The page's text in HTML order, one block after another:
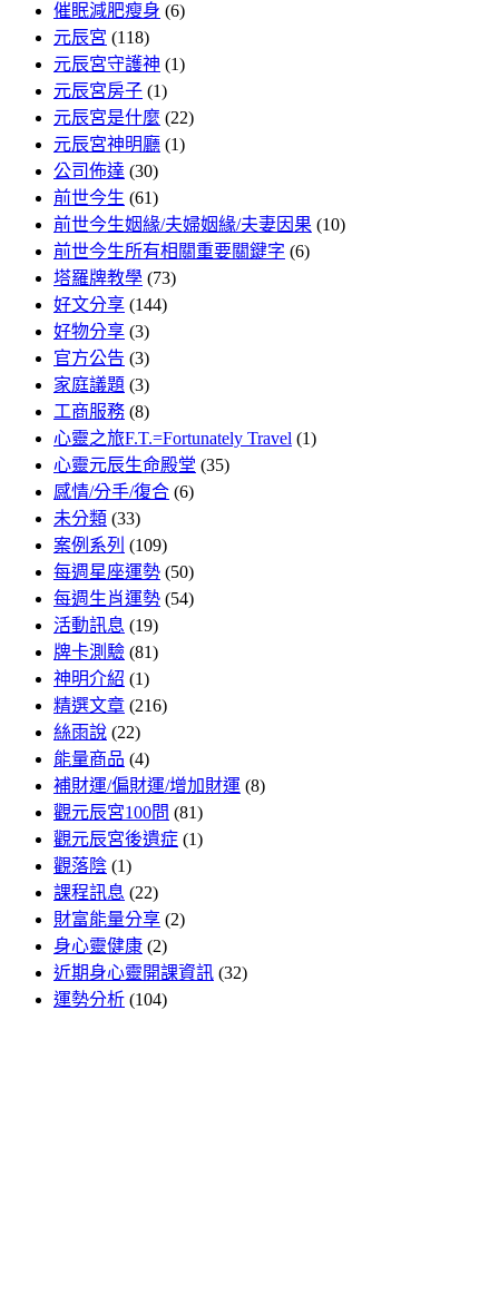
催眠減肥瘦身 (6)
元辰宮 (118)
元辰宮守護神 (1)
元辰宮房子 (1)
元辰宮是什麼 (22)
元辰宮神明廳 (1)
公司佈達 (30)
前世今生 (61)
前世今生姻緣/夫婦姻緣/夫妻因果 (10)
前世今生所有相關重要關鍵字 (6)
塔羅牌教學 (73)
好文分享 (144)
好物分享 (3)
官方公告 (3)
家庭議題 (3)
工商服務 (8)
心靈之旅F.T.=Fortunately Travel (1)
心靈元辰生命殿堂 (35)
感情/分手/復合 (6)
未分類 (33)
案例系列 (109)
每週星座運勢 (50)
每週生肖運勢 (54)
活動訊息 (19)
牌卡測驗 (81)
神明介紹 (1)
精選文章 (216)
絲雨說 (22)
能量商品 (4)
補財運/偏財運/增加財運 (8)
觀元辰宮100問 (81)
觀元辰宮後遺症 (1)
觀落陰 (1)
課程訊息 (22)
財富能量分享 (2)
身心靈健康 (2)
近期身心靈開課資訊 (32)
運勢分析 (104)